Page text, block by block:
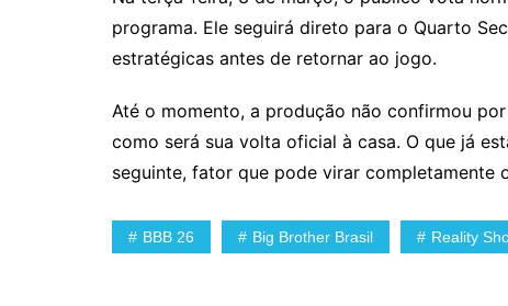
programa. Ele seguirá direto para o Quarto
estratégicas antes de retornar ao jogo.
Até o momento, a produção não confirmou
como será sua volta oficial à casa. O que já
seguinte, fator que pode virar completamente
BBB 26 Big Brother Brasil Reality